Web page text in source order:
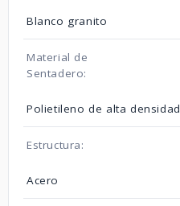
Blanco granito
Material de
Sentadero:
Polietileno de alta densidad
Estructura:
Acero